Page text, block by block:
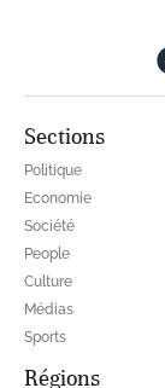
Sections
Politique
Economie
Société
People
Culture
Médias
Sports
Régions